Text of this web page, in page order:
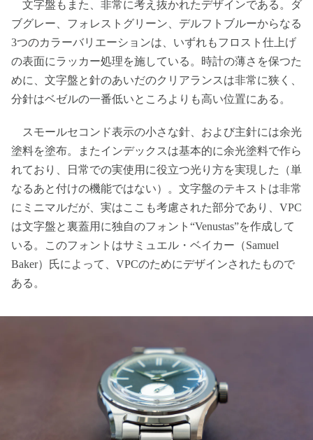
文字盤もまた、非常に考え抜かれたデザインである。ダ
ブグレー、フォレストグリーン、デルフトブルーからなる
3つのカラーバリエーションは、いずれもフロスト仕上げ
の表面にラッカー処理を施している。時計の薄さを保つた
めに、文字盤と針のあいだのクリアランスは非常に狭く、
分針はベゼルの一番低いところよりも高い位置にある。
スモールセコンド表示の小さな針、および主針には余光
塗料を塗布。またインデックスは基本的に余光塗料で作ら
れており、日常での実使用に役立つ光り方を実現した（単
なるあと付けの機能ではない）。文字盤のテキストは非常
にミニマルだが、実はここも考慮された部分であり、VPC
は文字盤と裏蓋用に独自のフォント“Venustas”を作成して
いる。このフォントはサミュエル・ベイカー（Samuel
Baker）氏によって、VPCのためにデザインされたもので
ある。